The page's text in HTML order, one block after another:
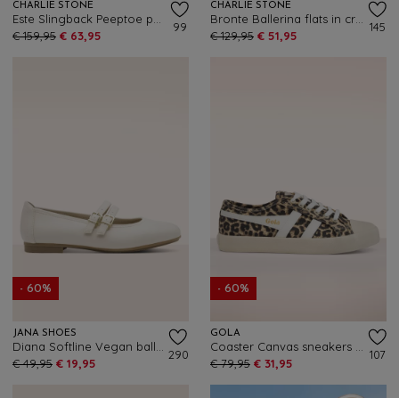
CHARLIE STONE
€ 159,95 € 63,95
99
CHARLIE STONE
€ 129,95 € 51,95
145
- 60%
JANA SHOES
€ 49,95 € 19,95
290
- 60%
GOLA
€ 79,95 € 31,95
107